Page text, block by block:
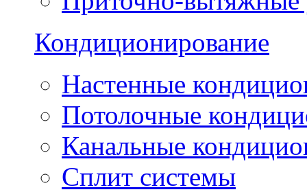
Кондиционирование
Настенные
Потолочные
Канальные
Сплит системы